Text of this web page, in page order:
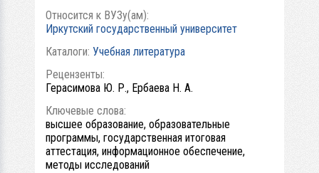
Относится к ВУЗу(ам):
Иркутский государственный университет
Каталоги: Учебная литература
Рецензенты:
Герасимова Ю. Р., Ербаева Н. А.
Ключевые слова:
высшее образование, образовательные
программы, государственная итоговая
аттестация, информационное обеспечение,
методы исследований